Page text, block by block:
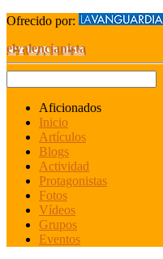
Ofrecido por:
elvalencianista
Aficionados
Inicio
Artículos
Blogs
Actividad
Protagonistas
Fotos
Vídeos
Grupos
Eventos